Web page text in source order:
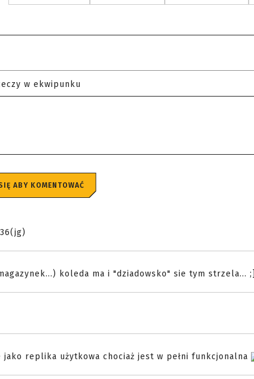
w ekwipunku
ABY KOMENTOWAĆ
koleda ma i "dziadowsko" sie tym strzela... ;]
replika użytkowa chociaż jest w pełni funkcjonalna